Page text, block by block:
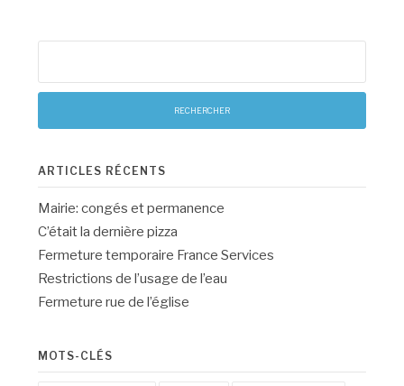
ARTICLES RÉCENTS
Mairie: congés et permanence
C’était la dernière pizza
Fermeture temporaire France Services
Restrictions de l’usage de l’eau
Fermeture rue de l’église
MOTS-CLÉS